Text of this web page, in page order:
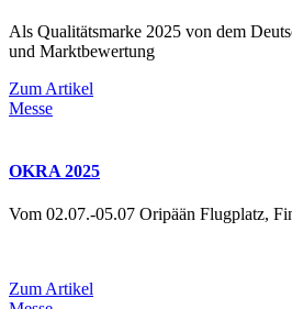
Als Qualitätsmarke 2025 von dem
und Marktbewertung
Zum Artikel
Messe
OKRA 2025
Vom 02.07.-05.07 Oripään Flugplatz,
Zum Artikel